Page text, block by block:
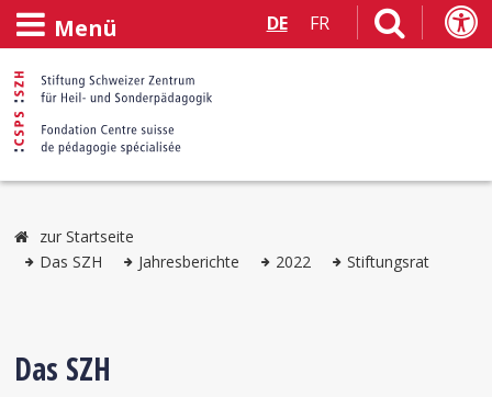
Menü DE FR
zur Startseite
Das SZH
Jahresberichte 2022 Stiftungsrat
Das SZH